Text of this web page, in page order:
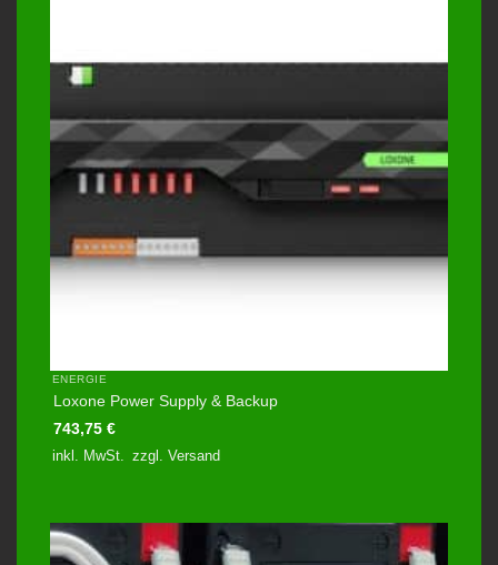
ENERGIE
Loxone Power Supply & Backup
743,75 €
inkl. MwSt.
zzgl. Versand